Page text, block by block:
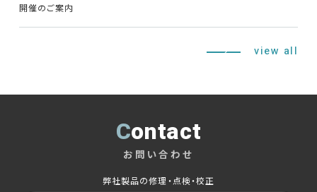
会社概要
開催のご案内
view all
Contact
お問い合わせ
弊社製品の修理・点検・校正